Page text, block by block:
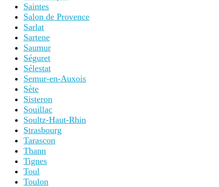
Saintes
Salon de Provence
Sarlat
Sartene
Saumur
Séguret
Sélestat
Semur-en-Auxois
Sète
Sisteron
Souillac
Soultz-Haut-Rhin
Strasbourg
Tarascon
Thann
Tignes
Toul
Toulon